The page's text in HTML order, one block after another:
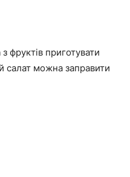
фруктів приготувати
салат можна заправити